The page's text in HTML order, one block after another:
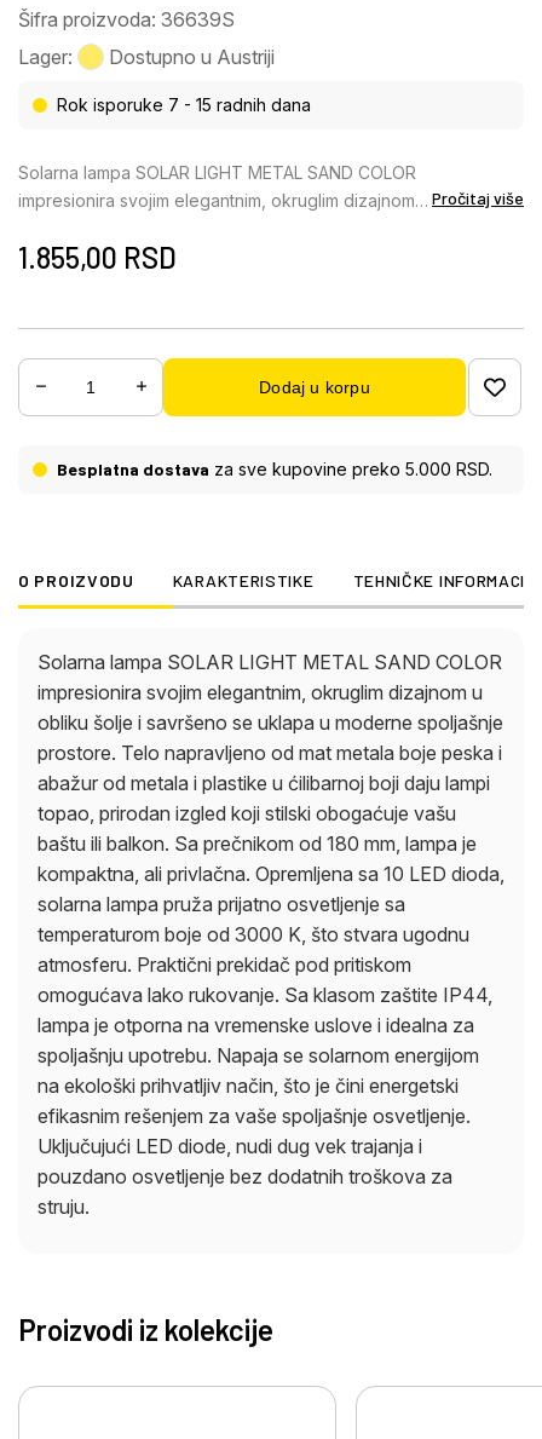
Šifra proizvoda: 36639S
Lager:
Dostupno u Austriji
Rok isporuke 7 - 15 radnih dana
Solarna lampa SOLAR LIGHT METAL SAND COLOR
impresionira svojim elegantnim, okruglim dizajnom u
spoljašnje prostore. Telo napravljeno od mat metala
180 mm, lampa je kompaktna, ali privlačna.
Opremljena sa 10 LED dioda, solarna lampa pruža
prijatno osvetljenje sa temperaturom boje od 3000
pod pritiskom omogućava lako rukovanje. Sa
prihvatljiv način, što je čini energetski efikasnim
osvetljenje bez dodatnih troškova za struju.
Pročitaj više
1.855,00 RSD
Dodaj u korpu
Besplatna dostava za sve kupovine preko 5.000 RSD.
O PROIZVODU KARAKTERISTIKE TEHNIČKE
Solarna lampa SOLAR LIGHT METAL SAND COLOR
impresionira svojim elegantnim, okruglim dizajnom u
obliku šolje i savršeno se uklapa u moderne spoljašnje
prostore. Telo napravljeno od mat metala boje peska i
abažur od metala i plastike u ćilibarnoj boji daju lampi
topao, prirodan izgled koji stilski obogaćuje vašu
baštu ili balkon. Sa prečnikom od 180 mm, lampa je
kompaktna, ali privlačna. Opremljena sa 10 LED dioda,
solarna lampa pruža prijatno osvetljenje sa
temperaturom boje od 3000 K, što stvara ugodnu
atmosferu. Praktični prekidač pod pritiskom
omogućava lako rukovanje. Sa klasom zaštite IP44,
lampa je otporna na vremenske uslove i idealna za
spoljašnju upotrebu. Napaja se solarnom energijom
na ekološki prihvatljiv način, što je čini energetski
efikasnim rešenjem za vaše spoljašnje osvetljenje.
Uključujući LED diode, nudi dug vek trajanja i
pouzdano osvetljenje bez dodatnih troškova za
struju.
Proizvodi iz kolekcije